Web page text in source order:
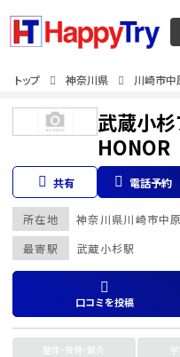
トップ 神奈川県 川崎市中
武蔵小杉
HONOR
共有 電話予約
最寄駅 武蔵小杉駅
所在地 神奈川県川崎市中
口コミを投稿
整体・接骨・鍼灸